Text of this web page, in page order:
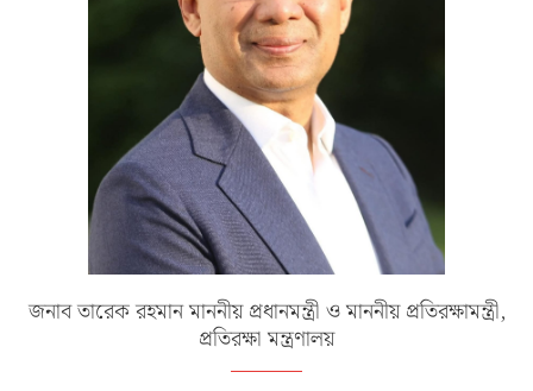
জনাব তারেক রহমান মাননীয় প্রধানমন্ত্রী ও মাননীয় প্রতিরক্ষামন্ত্রী,
প্রতিরক্ষা মন্ত্রণালয়